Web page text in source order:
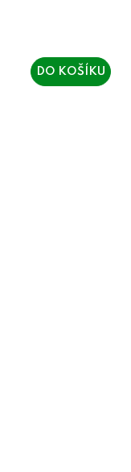
DO KOŠÍKU